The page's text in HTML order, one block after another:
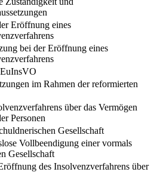
Eröffnung eines
bei der Eröffnung eines
im Rahmen der reformierten
über das Vermögen
Personen
Gesellschaft
Vollbeendigung einer vormals
Gesellschaft
des Insolvenzverfahrens über